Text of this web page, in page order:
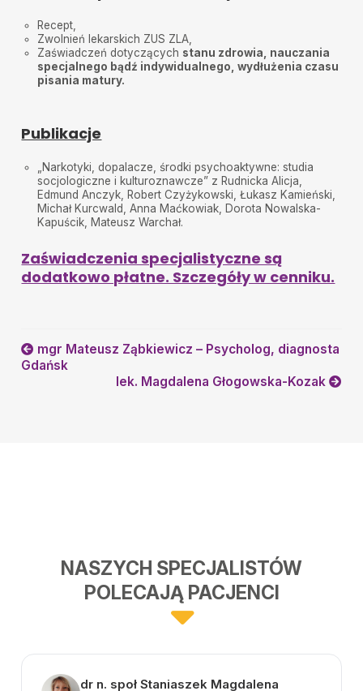
Recept,
Zwolnień lekarskich ZUS ZLA,
Zaświadczeń dotyczących stanu zdrowia, nauczania
specjalnego bądź indywidualnego, wydłużenia czasu
pisania matury.
Publikacje
„Narkotyki, dopalacze, środki psychoaktywne: studia
socjologiczne i kulturoznawcze” z Rudnicka Alicja,
Edmund Anczyk, Robert Czyżykowski, Łukasz Kamieński,
Michał Kurcwald, Anna Maćkowiak, Dorota Nowalska-
Kapuścik, Mateusz Warchał.
Zaświadczenia specjalistyczne są
dodatkowo płatne. Szczegóły w cenniku.
mgr Mateusz Ząbkiewicz – Psycholog, diagnosta
Gdańsk
lek. Magdalena Głogowska-Kozak
NASZYCH SPECJALISTÓW
POLECAJĄ PACJENCI
dr n. społ Staniaszek Magdalena